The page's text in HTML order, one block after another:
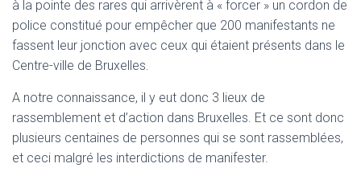
à la pointe des rares qui arrivèrent à « forcer » un cordon de
police constitué pour empêcher que 200 manifestants ne
fassent leur jonction avec ceux qui étaient présents dans le
Centre-ville de Bruxelles.
A notre connaissance, il y eut donc 3 lieux de
rassemblement et d’action dans Bruxelles. Et ce sont donc
plusieurs centaines de personnes qui se sont rassemblées,
et ceci malgré les interdictions de manifester.